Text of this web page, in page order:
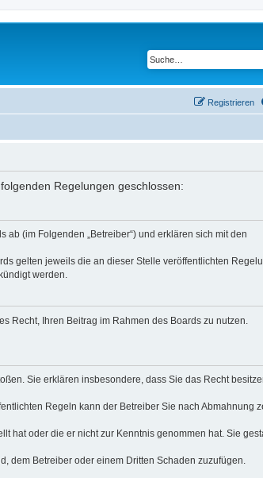
Registrieren
Regelungen geschlossen:
ab (im Folgenden „Betreiber“) und erklären sich mit den
gelten jeweils die an dieser Stelle veröffentlichten
werden.
Recht, Ihren Beitrag im Rahmen des Boards zu nutzen.
Sie erklären insbesondere, dass Sie das Recht
Regeln kann der Betreiber Sie nach Abmahnung
hat oder die er nicht zur Kenntnis genommen hat. Sie
dem Betreiber oder einem Dritten Schaden zuzufügen.